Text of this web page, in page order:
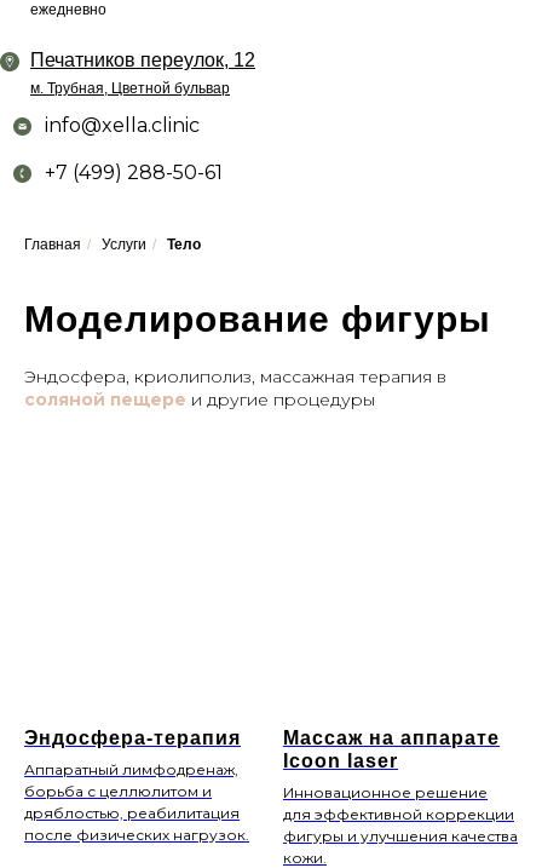
Печатников переулок, 12
м. Трубная, Цветной бульвар
ежедневно
info@xella.clinic
+7 (499) 288-50-61
Главная / Услуги / Тело
Моделирование фигуры
Эндосфера, криолиполиз, массажная терапия в
соляной пещере и другие процедуры
Эндосфера-терапия
Аппаратный лимфодренаж,
борьба с целлюлитом и
дряблостью, реабилитация
после физических нагрузок.
Массаж на аппарате
Icoon laser
Инновационное решение
для эффективной коррекции
фигуры и улучшения качества
кожи.